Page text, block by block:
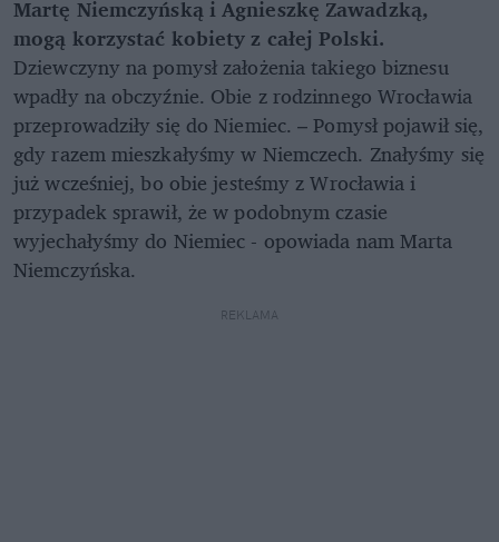
Martę Niemczyńską i Agnieszkę Zawadzką,
mogą korzystać kobiety z całej Polski.
Dziewczyny na pomysł założenia takiego biznesu
wpadły na obczyźnie. Obie z rodzinnego Wrocławia
przeprowadziły się do Niemiec. – Pomysł pojawił się,
gdy razem mieszkałyśmy w Niemczech. Znałyśmy się
już wcześniej, bo obie jesteśmy z Wrocławia i
przypadek sprawił, że w podobnym czasie
wyjechałyśmy do Niemiec - opowiada nam Marta
Niemczyńska.
REKLAMA